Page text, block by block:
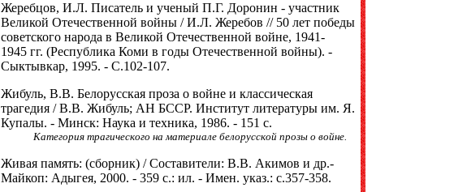
Жеребцов, И.Л. Писатель и ученый П.Г. Доронин - участник
Великой Отечественной войны / И.Л. Жеребов // 50 лет победы
советского народа в Великой Отечественной войне, 1941-
1945 гг. (Республика Коми в годы Отечественной войны). -
Сыктывкар, 1995. - С.102-107.
Жибуль, В.В. Белорусская проза о войне и классическая
трагедия / В.В. Жибуль; АН БССР. Институт литературы им. Я.
Купалы. - Минск: Наука и техника, 1986. - 151 с.
Категория трагического на материале белорусской прозы о войне.
Живая память: (сборник) / Составители: В.В. Акимов и др.-
Майкоп: Адыгея, 2000. - 359 с.: ил. - Имен. указ.: с.357-358.